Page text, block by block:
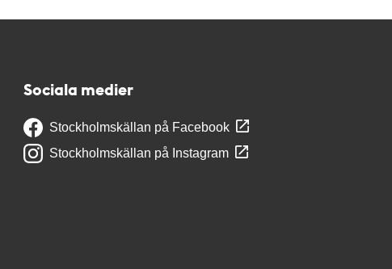
Sociala medier
Stockholmskällan på Facebook
Stockholmskällan på Instagram